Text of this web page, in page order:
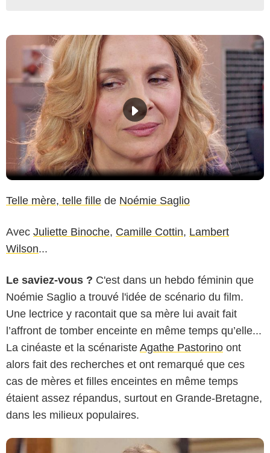
Telle mère, telle fille de Noémie Saglio
Avec Juliette Binoche, Camille Cottin, Lambert
Wilson...
Le saviez-vous ? C'est dans un hebdo féminin que
Noémie Saglio a trouvé l'idée de scénario du film.
Une lectrice y racontait que sa mère lui avait fait
l’affront de tomber enceinte en même temps qu’elle...
La cinéaste et la scénariste Agathe Pastorino ont
alors fait des recherches et ont remarqué que ces
cas de mères et filles enceintes en même temps
étaient assez répandus, surtout en Grande-Bretagne,
dans les milieux populaires.